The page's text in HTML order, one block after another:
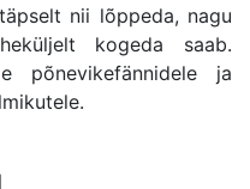
nii lõppeda, nagu
kogeda saab.
põnevikefännidele ja